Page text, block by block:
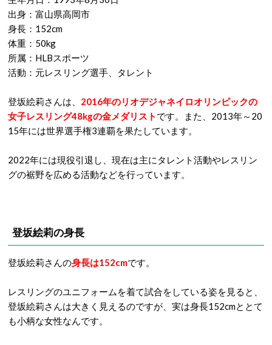
出身：富山県高岡市
身長：152cm
体重：50kg
所属：HLBスポーツ
活動：元レスリング選手、タレント
登坂絵莉さんは、 2016年のリオデジャネイロオリンピックの
女子レスリング48kgの金メダリスト です。また、2013年～20
15年には世界選手権3連覇を果たしています。
2022年には現役引退し、現在は主にタレント活動やレスリン
グの裾野を広める活動などを行っています。
登坂絵莉の身長
登坂絵莉さんの身長は152cmです。
レスリングのユニフォームを着て試合をしている姿を見ると、
登坂絵莉さんは大きく見えるのですが、実は身長152cmととて
も小柄な女性なんです。